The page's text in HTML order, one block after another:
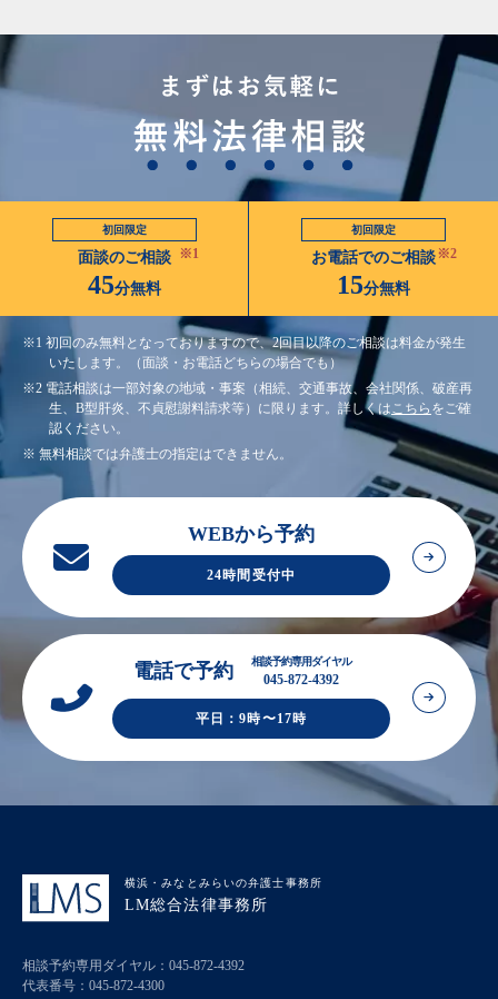
初回限定
※1
面談のご相談
45分無料
初回限定
※2
お電話でのご相談
15分無料
※1 初回のみ無料となっておりますので、2回目以降のご相談は料金が発生
いたします。（面談・お電話どちらの場合でも）
※2 電話相談は一部対象の地域・事案（相続、交通事故、会社関係、破産再
生、B型肝炎、不貞慰謝料請求等）に限ります。詳しくはこちら をご確
認ください。
※ 無料相談では弁護士の指定はできません。
WEBから予約
24時間受付中
電話で予約 相談予約専用ダイヤル
045-872-4392
平日：9時〜17時
横浜・みなとみらいの弁護士事務所
LM総合法律事務所
相談予約専用ダイヤル： 045-872-4392
代表番号： 045-872-4300